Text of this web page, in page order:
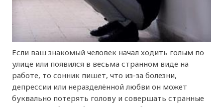
Если ваш знакомый человек начал ходить голым по
улице или появился в весьма странном виде на
работе, то сонник пишет, что из-за болезни,
депрессии или неразделённой любви он может
буквально потерять голову и совершать странные